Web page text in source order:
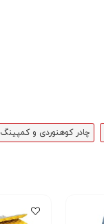
چادر کوهنوردی و کمپینگ